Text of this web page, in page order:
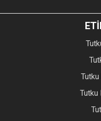
Tutku